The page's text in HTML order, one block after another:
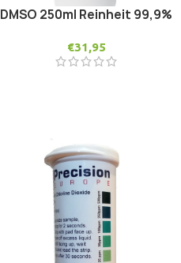
DMSO 250ml Reinheit 99,9%
€31,95